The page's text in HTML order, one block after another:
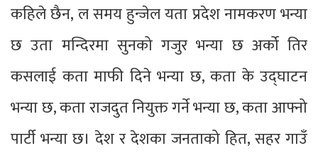
कहिले छैन, ल समय हुन्जेल यता प्रदेश नामकरण भन्या
छ उता मन्दिरमा सुनको गजुर भन्या छ अर्को तिर
कसलाई कता माफी दिने भन्या छ, कता के उद्घाटन
भन्या छ, कता राजदुत नियुक्त गर्ने भन्या छ, कता आफ्नो
पार्टी भन्या छ। देश र देशका जनताको हित, सहर गाउँ